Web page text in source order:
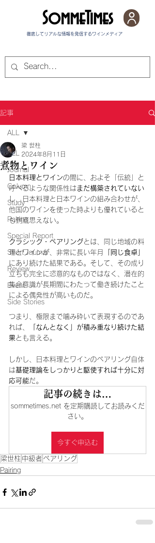
徹底してリアルな情報を発信する​ワインメディア
SommeTimes
記事
ALL
Journal
Column
Study
Pairing
Special Report
Short Journal
Review
Event
Side Stories
ALL
煮物とワイン
梁 世柱
2024年8月11日
日本料理とワインの間に、およそ「伝統」と
呼べるような関係性は まだ構築されていない
し、日本料理と日本ワインの組み合わせが、
他国のワインを使った時よりも優れていると
も到底思えない。
クラシック・ペアリング とは、同じ地域の料
理とワインが、非常に長い年月
「同じ食卓」
にあり続けた結果である。そして、その成り
立ちも完全に恣意的なものではなく、潜在的
集合意識が長期間にわたって働き続けたこと
による偶発性が高いものだ。
つまり、極限まで噛み砕いて表現するのであ
れば、
「なんとなく」が積み重なり続けた結
果 とも言える。
しかし、日本料理とワインのペアリング自体
は基礎理論をしっかりと駆使すれば十分に対
応可能だ。
記事の続きは…
sommetimes.net を定期購読してお読みくだ
さい。
今すぐ申込む
梁世柱 中級者 ペアリング
Pairing